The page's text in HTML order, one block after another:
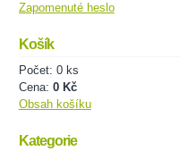
Zapomenuté heslo
Košík
Počet: 0 ks
Cena: 0 Kč
Obsah košíku
Kategorie